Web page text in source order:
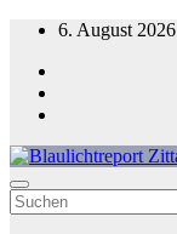
Zum
springen
6. August 2026
Blaulichtreport Zittau